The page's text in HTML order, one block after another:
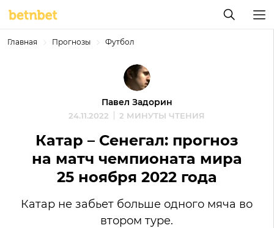
Главная Прогнозы Футбол
Павел Задорин
24.11.2022 2 МИНУТЫ ЧТЕНИЯ
Катар – Сенегал: прогноз
на матч чемпионата мира
25 ноября 2022 года
Катар не забьет больше одного мяча во
втором туре.